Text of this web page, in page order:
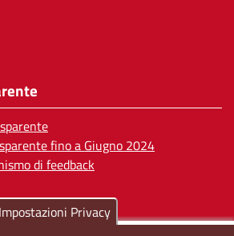
fino a Giugno 2024
di feedback
Impostazioni Privacy